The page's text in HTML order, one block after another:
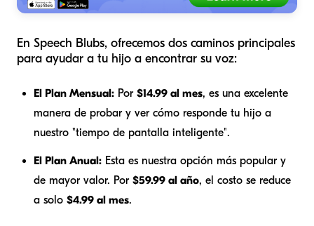
En Speech Blubs, ofrecemos dos caminos principales
para ayudar a tu hijo a encontrar su voz:
El Plan Mensual: Por $14.99 al mes, es una excelente
manera de probar y ver cómo responde tu hijo a
nuestro "tiempo de pantalla inteligente".
El Plan Anual: Esta es nuestra opción más popular y
de mayor valor. Por $59.99 al año, el costo se reduce
a solo $4.99 al mes.